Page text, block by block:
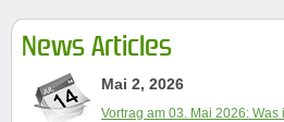
News Articles
Mai 2, 2026
Vortrag am 03. Mai 2026: Was